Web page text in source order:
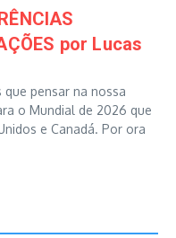
por Lucas
pensar na nossa
o Mundial de 2026 que
e Canadá. Por ora